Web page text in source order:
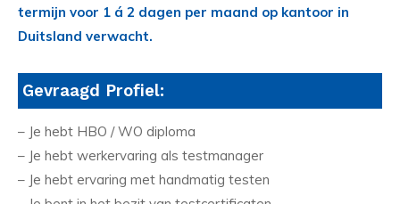
termijn voor 1 á 2 dagen per maand op kantoor in
Duitsland verwacht.
Gevraagd Profiel:
– Je hebt HBO / WO diploma
– Je hebt werkervaring als testmanager
– Je hebt ervaring met handmatig testen